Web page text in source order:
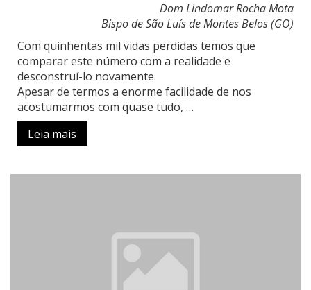
Dom Lindomar Rocha Mota
Bispo de São Luís de Montes Belos (GO)
Com quinhentas mil vidas perdidas temos que
comparar este número com a realidade e
desconstruí-lo novamente.
Apesar de termos a enorme facilidade de nos
acostumarmos com quase tudo, …
Leia mais